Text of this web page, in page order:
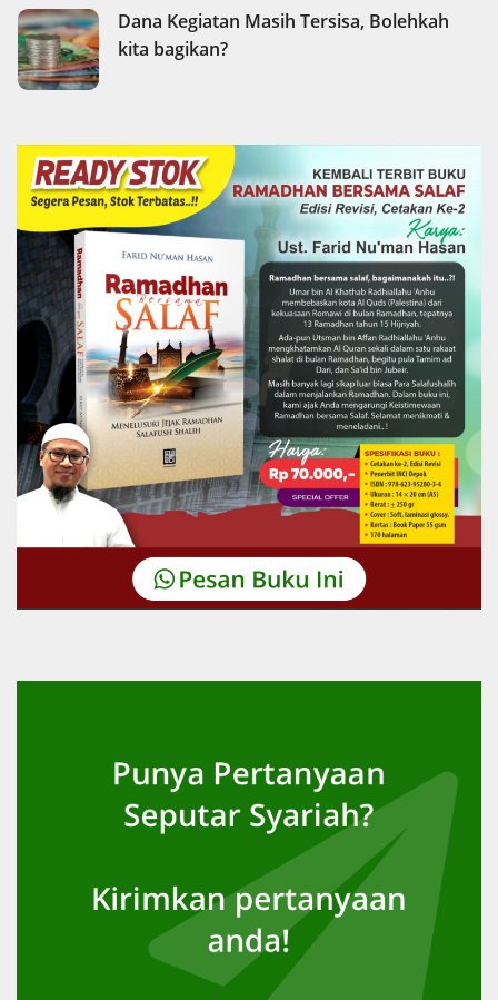
Dana Kegiatan Masih Tersisa, Bolehkah
kita bagikan?